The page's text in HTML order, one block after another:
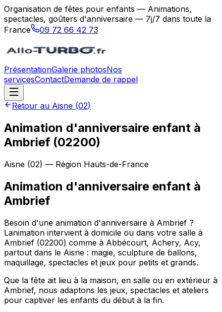
Organisation de fêtes pour enfants — Animations,
spectacles, goûters d'anniversaire — 7j/7 dans toute la
France
09 72 66 42 73
PrésentationGalerie photosNos
servicesContactDemande de rappel
Retour au Aisne (02)
Animation d'anniversaire enfant à
Ambrief (02200)
Aisne (02) — Région Hauts-de-France
Animation d'anniversaire enfant à
Ambrief
Besoin d'une animation d'anniversaire à Ambrief ?
Lanimation intervient à domicile ou dans votre salle à
Ambrief (02200) comme à Abbécourt, Achery, Acy,
partout dans le Aisne : magie, sculpture de ballons,
maquillage, spectacles et jeux pour petits et grands.
Que la fête ait lieu à la maison, en salle ou en extérieur à
Ambrief, nous adaptons les jeux, spectacles et ateliers
pour captiver les enfants du début à la fin.